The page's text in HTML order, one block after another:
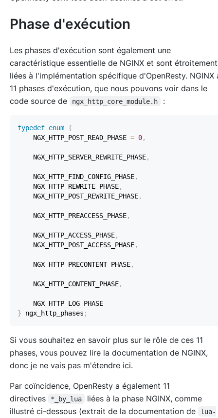
Phase d'exécution
Les phases d'exécution sont également une
caractéristique essentielle de NGINX et sont étroitement
liées à l'implémentation spécifique d'OpenResty. NGINX
11 phases d'exécution, que nous pouvons voir dans le
code source de
ngx_http_core_module.h :
typedef enum {
    NGX_HTTP_POST_READ_PHASE
= 0,
    NGX_HTTP_SERVER_REWRITE_PHASE
,
    NGX_HTTP_FIND_CONFIG_PHASE
,
    NGX_HTTP_REWRITE_PHASE
,
    NGX_HTTP_POST_REWRITE_PHASE
,
    NGX_HTTP_PREACCESS_PHASE
,
    NGX_HTTP_ACCESS_PHASE
,
    NGX_HTTP_POST_ACCESS_PHASE
,
    NGX_HTTP_PRECONTENT_PHASE
,
    NGX_HTTP_CONTENT_PHASE
,
} ngx_http_phases ;
Si vous souhaitez en savoir plus sur le rôle de ces 11
phases, vous pouvez lire la documentation de NGINX,
donc je ne vais pas m'étendre ici.
Par coïncidence, OpenResty a également 11
directives
*_by_lua
liées à la phase NGINX, comme
illustré ci-dessous (extrait de la documentation de
lua-